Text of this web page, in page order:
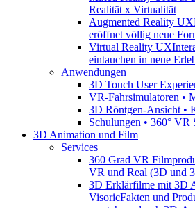
Realität x Virtualität
Augmented Reality UX
eröffnet völlig neue
Virtual Reality UX
eintauchen in neue
Anwendungen
3D Touch User
VR-Fahrsimulatoren •
3D Röntgen-Ansicht •
Schulungen • 360° VR
3D Animation und Film
Services
360 Grad VR
VR und Real (3D und
3D Erklärfilme mit 3D
VisoricFakten und